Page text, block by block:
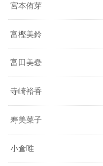
宮本侑芽
富樫美鈴
富田美憂
寺崎裕香
寿美菜子
小倉唯